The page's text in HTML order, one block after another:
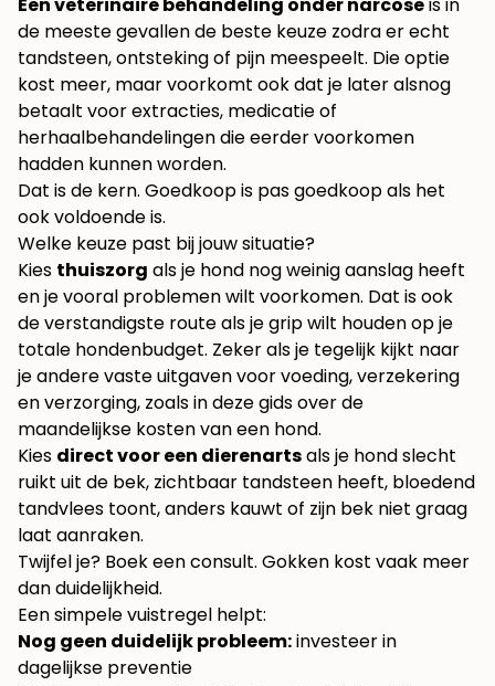
Een veterinaire behandeling onder narcoseis in
de meeste gevallen de beste keuze zodra er echt
tandsteen, ontsteking of pijn meespeelt. Die optie
kost meer, maar voorkomt ook dat je later alsnog
betaalt voor extracties, medicatie of
herhaalbehandelingen die eerder voorkomen
hadden kunnen worden.
Dat is de kern. Goedkoop is pas goedkoop als het
ook voldoende is.
Welke keuze past bij jouw situatie?
Kies thuiszorg als je hond nog weinig aanslag heeft
en je vooral problemen wilt voorkomen. Dat is ook
de verstandigste route als je grip wilt houden op je
totale hondenbudget. Zeker als je tegelijk kijkt naar
je andere vaste uitgaven voor voeding, verzekering
en verzorging, zoals in deze gids over de
maandelijkse kosten van een hond.
Kies direct voor een dierenartsals je hond slecht
ruikt uit de bek, zichtbaar tandsteen heeft, bloedend
tandvlees toont, anders kauwt of zijn bek niet graag
laat aanraken.
Twijfel je? Boek een consult. Gokken kost vaak meer
dan duidelijkheid.
Een simpele vuistregel helpt:
Nog geen duidelijk probleem:investeer in
dagelijkse preventie